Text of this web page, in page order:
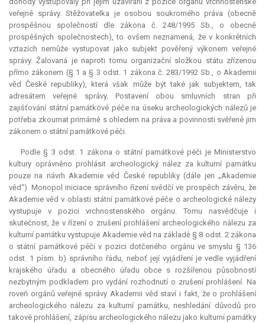
veřejné správy. Stěžovatelka je osobou soukromého práva (obecně
prospěšnou společností dle zákona č. 248/1995 Sb., o obecně
prospěšných společnostech), to ovšem neznamená, že v konkrétních
vztazích nemůže vystupovat jako subjekt pověřený výkonem veřejné
správy. Žalovaná je naproti tomu organizační složkou státu zřízenou
přímo zákonem (§ 1 a § 3 odst. 1 zákona č. 283/1992 Sb., o Akademii
věd České republiky), která však může být také jak subjektem, tak
adresátem veřejné správy. Postavení obou smluvních stran při
zajišťování státní památkové péče na úseku archeologických nálezů je
potřeba zkoumat primárně s ohledem na práva a povinnosti svěřené jim
zákonem o státní památkové péči.
Podle § 3 odst. 1 zákona o státní památkové péči je Ministerstvo
kultury oprávněno prohlásit archeologický nález za kulturní památku
pouze na návrh Akademie věd České republiky (dále jen „Akademie
věd“). Monopol iniciace správního řízení svědčí ve prospěch závěru, že
Akademie věd v oblasti státní památkové péče o archeologické nálezy
vystupuje v pozici vrchnostenského orgánu. Tomu nasvědčuje i
skutečnost, že v řízení o zrušení prohlášení archeologického nálezu za
kulturní památku vystupuje Akademie věd na základě § 8 odst. 2 zákona
o státní památkové péči v pozici dotčeného orgánu ve smyslu § 136
odst. 1 písm. b) správního řádu, neboť její vyjádření je vedle vyjádření
krajského úřadu a obecného úřadu obce s rozšířenou působností
nezbytným podkladem pro vydání rozhodnutí o zrušení prohlášení. Na
roveň orgánů veřejné správy Akademii věd staví i fakt, že o prohlášení
archeologického nálezu za kulturní památku, neshledání důvodů pro
takové prohlášení, zápisu archeologického nálezu jako kulturní památky